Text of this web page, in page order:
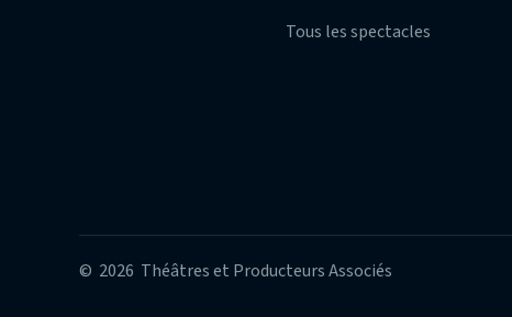
Tous les spectacles
© 2026 Théâtres et Producteurs Associés